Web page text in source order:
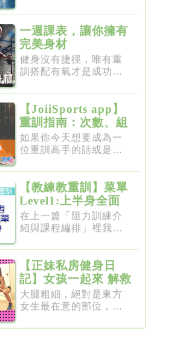
一週課表，讓你擁有
完美身材
健身沒有捷徑，唯有重
訓搭配有氧才是成功的
【JoiiSports app】
重訓指南：次數、組
數、節奏、休息
如果你今天想要成為一
位重訓高手的話或是想
【教練教重訓】菜單
Level1:上半身全面
增肌雕塑
在上一篇「阻力訓練介
紹與課程編排」裡我們
【正妹私房健身日
記】女孩一起來 解救
粗大腿
大腿粗細，絕對是東方
女生最在意的部位，彷